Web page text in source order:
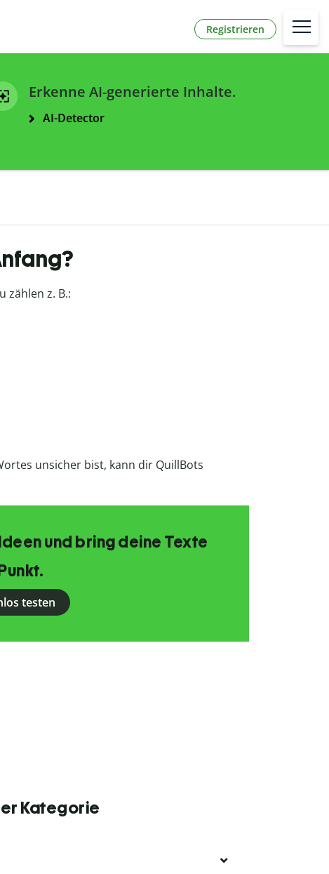
Registrieren
Erkenne AI-generierte Inhalte.
AI-Detector
zählen z. B.:
unsicher bist, kann dir QuillBots
und bring deine Texte
testen
Kategorie